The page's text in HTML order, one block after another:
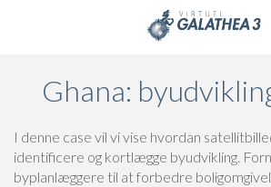
Ghana:
I denne case vil vi vise hvordan
identificere og kortlægge byudvikling.
byplanlæggere til at forbedre